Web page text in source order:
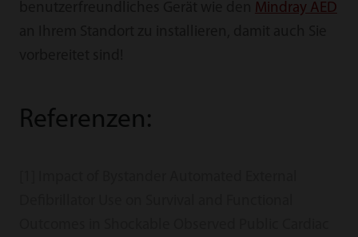
Mindray AED
Referenzen: